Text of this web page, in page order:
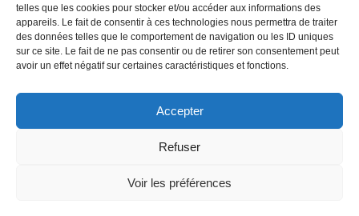
telles que les cookies pour stocker et/ou accéder aux informations des
appareils. Le fait de consentir à ces technologies nous permettra de traiter
des données telles que le comportement de navigation ou les ID uniques
sur ce site. Le fait de ne pas consentir ou de retirer son consentement peut
avoir un effet négatif sur certaines caractéristiques et fonctions.
Accepter
Refuser
Voir les préférences